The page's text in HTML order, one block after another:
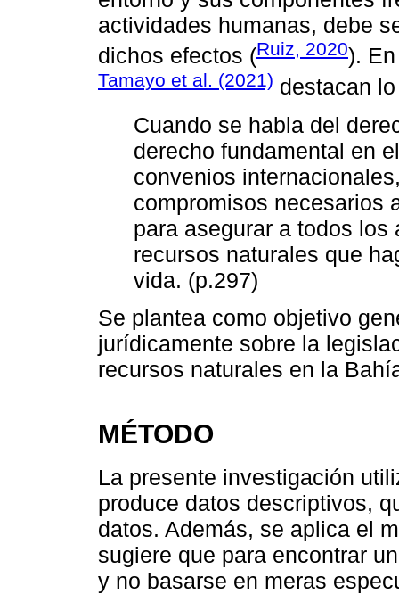
actividades humanas, debe
dichos efectos (Ruiz, 2020).
Tamayo et al. (2021) destacan
Cuando se habla del
derecho fundamental en
convenios
compromisos necesarios
para asegurar a todos
recursos naturales que
vida. (p.297)
Se plantea como objetivo
jurídicamente sobre la
recursos naturales en la
MÉTODO
La presente investigación
produce datos descriptivos,
datos. Además, se aplica el
sugiere que para encontrar
y no basarse en meras